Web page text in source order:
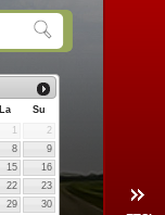
La
Su
2
8
9
15
16
22
23
29
30